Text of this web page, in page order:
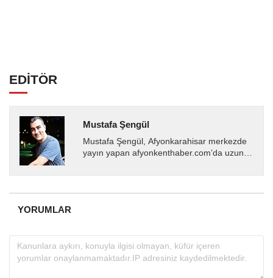
EDİTÖR
Mustafa Şengül
Mustafa Şengül, Afyonkarahisar merkezde
yayın yapan afyonkenthaber.com’da uzun
almakta, haber akışı...
YORUMLAR